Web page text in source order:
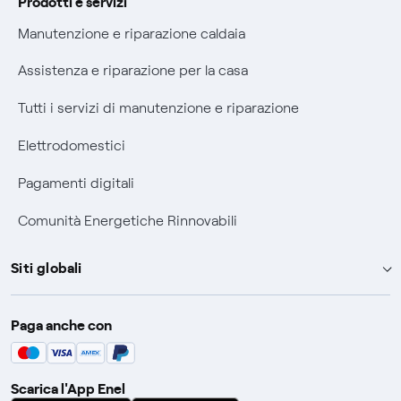
Agevolazione utenti con disabilità per offerte Fibra
Manutenzione e riparazione caldaia
Assistenza e riparazione per la casa
Tutti i servizi di manutenzione e riparazione
Elettrodomestici
Pagamenti digitali
Comunità Energetiche Rinnovabili
Siti globali
Enel Group
Enel Green Power
Paga anche con
Scarica l'App Enel